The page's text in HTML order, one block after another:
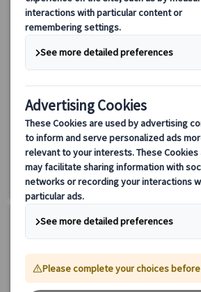
【優先入場】ベルサイユ宮殿観光ツアー
園＆トリアノン宮殿見学・ラン
パリ発ベルサイユ宮殿ツアー。日本語ガイ
殿内部を効率よく見学。午後は庭園とトリ
る「1日満喫プラン」やカフェランチ付きプ
4.7 (43件)
詳細を見る
【午前プラン/カフェランチ付きプラン/
見学プラン】火・木・土曜・特定の日曜日
19を除く)(*ランチ付きプランは12/24・31も
催行確定日
《8月》6日、8日、9日、11日、13日、15日
日、23日、25日
《9月》1日、3日、5日、8日、10日、12日
24日、26日
《10月》1日、3日、6日、8日、10日、13
日、27日
《11月》5日、24日
【午前プラン】4時間15分（香水博物館
時間50分）
【カフェランチ付きプラン】+ランチ時間
【午後プラン】4時間